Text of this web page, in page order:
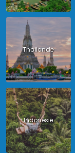
Thailande
Indonésie